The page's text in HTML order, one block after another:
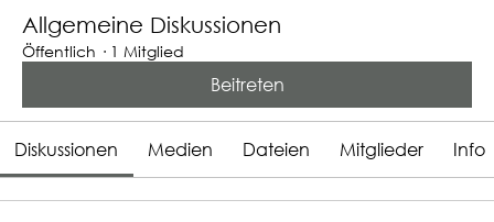
Allgemeine Diskussionen
Öffentlich · 1 Mitglied
Beitreten
Diskussionen Medien Dateien Mitglieder Info